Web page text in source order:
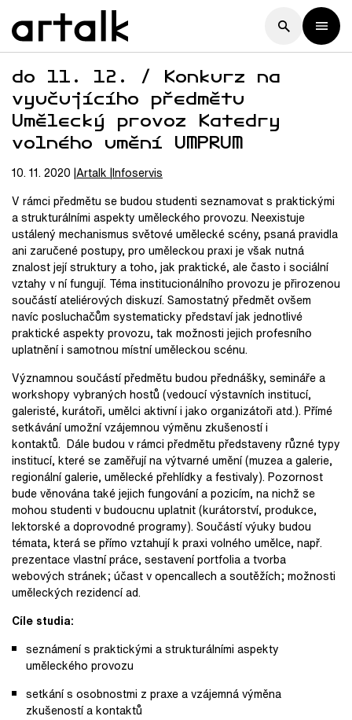
do 11. 12. / Konkurz na
vyučujícího předmětu
Umělecký provoz Katedry
volného umění UMPRUM
10. 11. 2020 Artalk Infoservis
V rámci předmětu se budou studenti seznamovat s praktickými
a strukturálními aspekty uměleckého provozu. Neexistuje
ustálený mechanismus světové umělecké scény, psaná pravidla
ani zaručené postupy, pro uměleckou praxi je však nutná
znalost její struktury a toho, jak praktické, ale často i sociální
vztahy v ní fungují. Téma institucionálního provozu je přirozenou
součástí ateliérových diskuzí. Samostatný předmět ovšem
navíc posluchačům systematicky představí jak jednotlivé
praktické aspekty provozu, tak možnosti jejich profesního
uplatnění i samotnou místní uměleckou scénu.
Významnou součástí předmětu budou přednášky, semináře a
workshopy vybraných hostů (vedoucí výstavních institucí,
galeristé, kurátoři, umělci aktivní i jako organizátoři atd.). Přímé
setkávání umožní vzájemnou výměnu zkušeností i
kontaktů. Dále budou v rámci předmětu představeny různé typy
institucí, které se zaměřují na výtvarné umění (muzea a galerie,
regionální galerie, umělecké přehlídky a festivaly). Pozornost
bude věnována také jejich fungování a pozicím, na nichž se
mohou studenti v budoucnu uplatnit (kurátorství, produkce,
lektorské a doprovodné programy). Součástí výuky budou
témata, která se přímo vztahují k praxi volného umělce, např.
prezentace vlastní práce, sestavení portfolia a tvorba
webových stránek; účast v opencallech a soutěžích; možnosti
uměleckých rezidencí ad.
Cíle studia:
seznámení s praktickými a strukturálními aspekty
uměleckého provozu
setkání s osobnostmi z praxe a vzájemná výměna
zkušeností a kontaktů